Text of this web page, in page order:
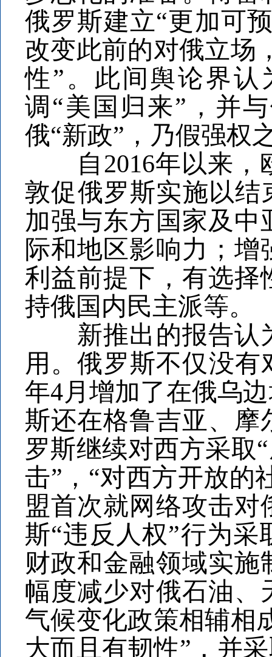
俄罗斯建立“更加可
改变此前的对俄立场
性”。此间舆论界
调“美国归来”，并
俄“新政”，乃假强权
自2016年以来，
敦促俄罗斯实施以结
加强与东方国家及中
际和地区影响力；
利益前提下，有选择
持俄国内民主派等。
新推出的报告认为
用。俄罗斯不仅没有
年4月增加了在俄乌
斯还在格鲁吉亚、摩
罗斯继续对西方采取
击”，“对西方开放的
盟首次就网络攻击
斯“违反人权”行为
财政和金融领域实
幅度减少对俄石油、
气候变化政策相辅相
大而且有韧性”，并